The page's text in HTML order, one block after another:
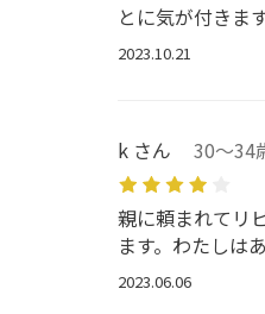
とに気が付きま
2023.10.21
k さん 30～
親に頼まれてリ
ます。わたしは
2023.06.06